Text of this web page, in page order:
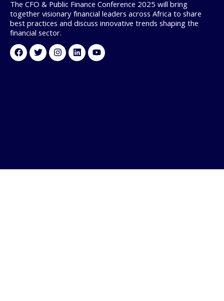
The CFO & Public Finance Conference 2025 will bring
together visionary financial leaders across Africa to share
best practices and discuss innovative trends shaping the
financial sector.
Facebook
TwitterInstagram
LinkedinYoutube